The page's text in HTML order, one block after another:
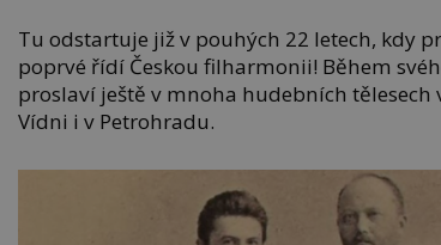
Tu odstartuje již v pouhých 22 letech, kdy
poprvé řídí Českou filharmonii! Během
proslaví ještě v mnoha hudebních tělesech
Vídni i v Petrohradu.